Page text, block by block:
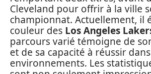
Cleveland pour offrir à la ville
championnat. Actuellement, il
couleur des Los Angeles
parcours varié témoigne de
et de sa capacité à réussir
environnements. Les